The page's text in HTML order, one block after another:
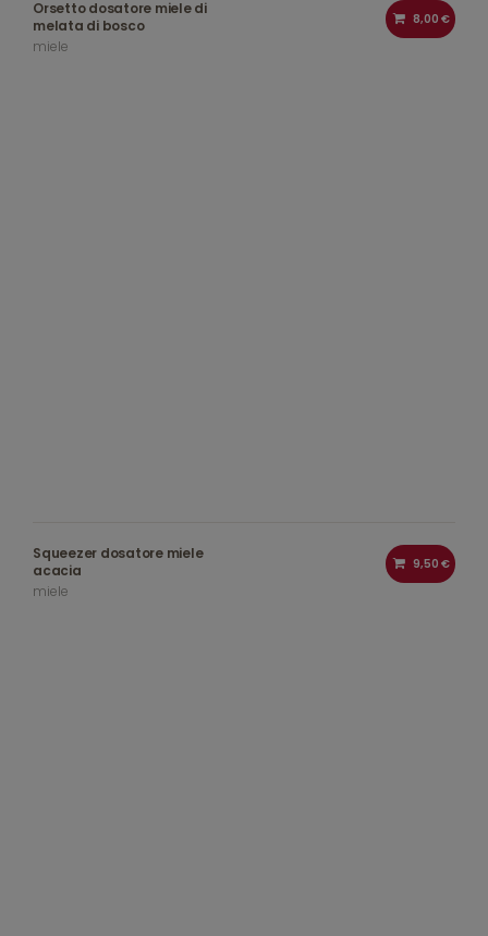
Orsetto dosatore miele di
melata di bosco
miele
8,00 €
Squeezer dosatore miele
acacia
miele
9,50 €